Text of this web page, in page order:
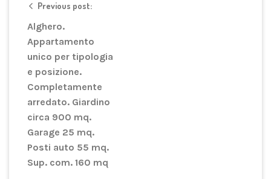
Previous post:
Alghero.
Appartamento
unico per tipologia
e posizione.
Completamente
arredato. Giardino
circa 900 mq.
Garage 25 mq.
Posti auto 55 mq.
Sup. com. 160 mq